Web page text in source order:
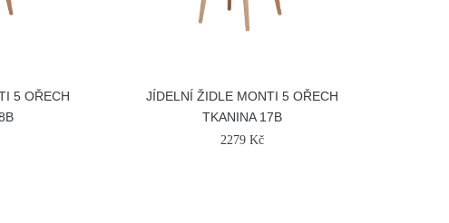
5 OŘECH
JÍDELNÍ ŽIDLE MONTI 5 OŘECH
TKANINA 17B
2279 Kč